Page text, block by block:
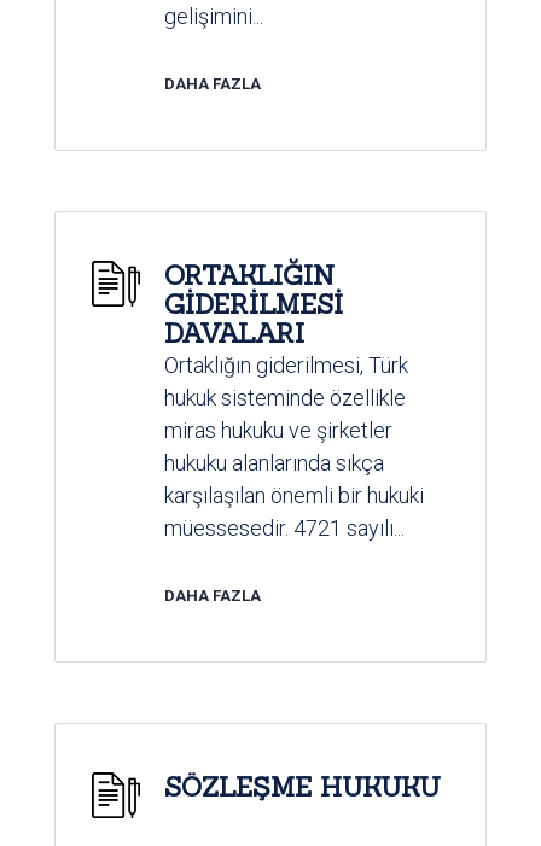
gelişimini...
DAHA FAZLA
ORTAKLIĞIN
GİDERİLMESİ
DAVALARI
Ortaklığın giderilmesi, Türk
hukuk sisteminde özellikle
miras hukuku ve şirketler
hukuku alanlarında sıkça
karşılaşılan önemli bir hukuki
müessesedir. 4721 sayılı...
DAHA FAZLA
SÖZLEŞME HUKUKU